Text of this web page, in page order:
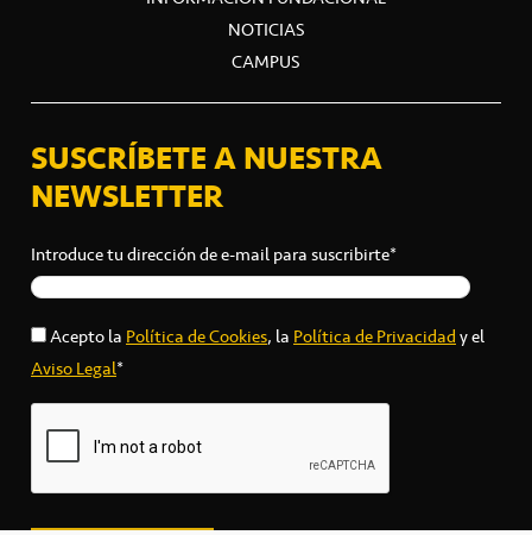
NOTICIAS
CAMPUS
SUSCRÍBETE A NUESTRA
NEWSLETTER
Introduce tu dirección de e-mail para suscribirte*
Acepto laPolítica de Cookies, laPolítica de Privacidady el
Aviso Legal*